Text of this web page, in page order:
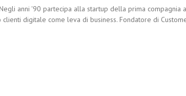
anni '90 partecipa alla startup della prima
digitale come leva di business. Fondatore di